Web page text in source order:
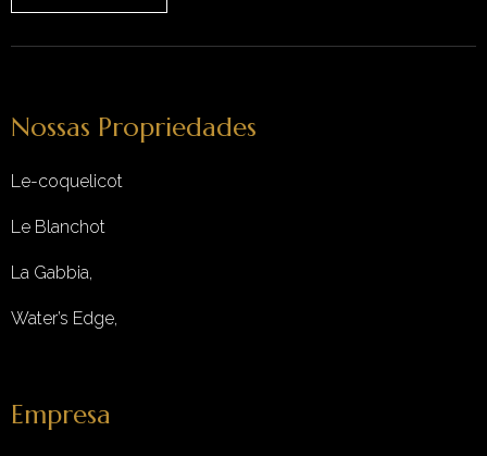
Nossas Propriedades
Le-coquelicot
Le Blanchot
La Gabbia,
Water’s Edge,
Empresa